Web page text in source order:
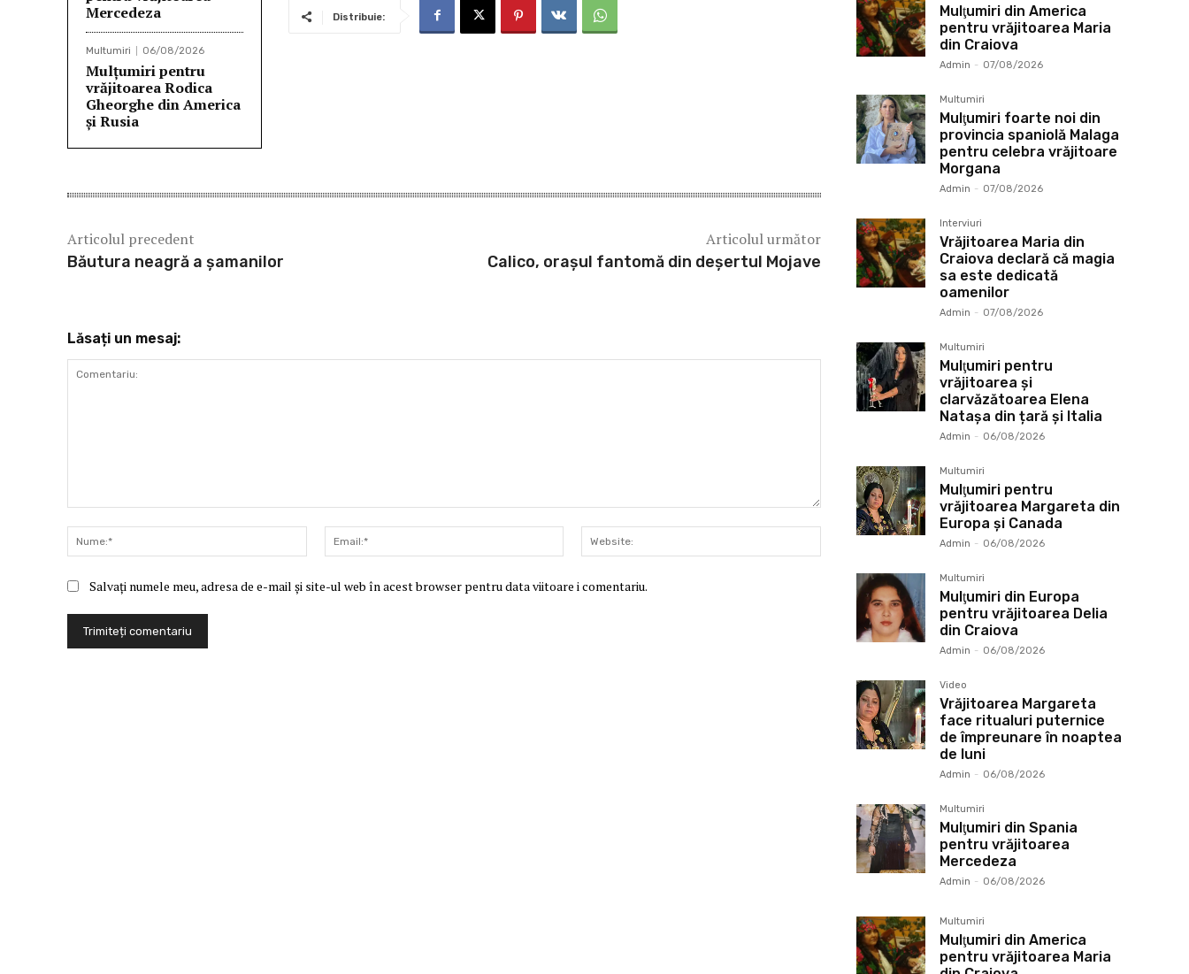
Mercedeza
Multumiri 06/08/2026
Mulțumiri pentru
vrăjitoarea Rodica
Gheorghe din America
și Rusia
Distribuie:
Articolul precedent
Băutura neagră a şamanilor
Articolul următor
Calico, oraşul fantomă din deşertul Mojave
Lăsați un mesaj:
Nume:*
Email:* Website:
Salvați numele meu, adresa de e-mail și site-ul web în acest browser pentru data viitoare i comentariu.
Mulţumiri din America
pentru vrăjitoarea Maria
din Craiova
Admin - 07/08/2026
Multumiri
Mulţumiri foarte noi din
provincia spaniolă Malaga
pentru celebra vrăjitoare
Morgana
Admin - 07/08/2026
Interviuri
Vrăjitoarea Maria din
Craiova declară că magia
sa este dedicată
oamenilor
Admin - 07/08/2026
Multumiri
Mulţumiri pentru
vrăjitoarea și
clarvăzătoarea Elena
Natașa din țară și Italia
Admin - 06/08/2026
Multumiri
Mulţumiri pentru
vrăjitoarea Margareta din
Europa și Canada
Admin - 06/08/2026
Multumiri
Mulţumiri din Europa
pentru vrăjitoarea Delia
din Craiova
Admin - 06/08/2026
Video
Vrăjitoarea Margareta
face ritualuri puternice
de împreunare în noaptea
de luni
Admin - 06/08/2026
Multumiri
Mulţumiri din Spania
pentru vrăjitoarea
Mercedeza
Admin - 06/08/2026
Multumiri
Mulţumiri din America
pentru vrăjitoarea Maria